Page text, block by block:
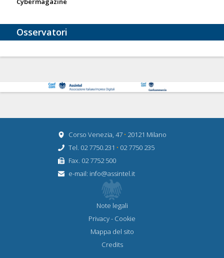
Osservatori
Corso Venezia, 47 • 20121 Milano
Tel. 02 7750.231 • 02 7750 235
Fax. 02 7752 500
e-mail: info@assintel.it
Note legali
Privacy- Cookie
Mappa del sito
Credits